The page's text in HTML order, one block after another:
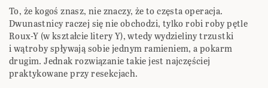
To, że kogoś znasz, nie znaczy, że to częsta operacja.
Dwunastnicy raczej się nie obchodzi, tylko robi roby pętle
Roux-Y (w kształcie litery Y), wtedy wydzieliny trzustki
i wątroby spływają sobie jednym ramieniem, a pokarm
drugim. Jednak rozwiązanie takie jest najczęściej
praktykowane przy resekcjach.